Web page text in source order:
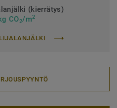
(kierrätys)
CO2/m2